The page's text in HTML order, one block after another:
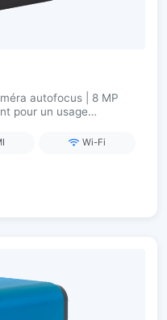
autofocus | 8 MP
pour un usage
Wi-Fi